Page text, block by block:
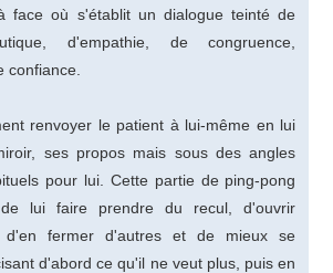
face où s'établit un dialogue teinté de
d'empathie, de congruence,
confiance.
renvoyer le patient à lui-même en lui
ses propos mais sous des angles
pour lui. Cette partie de ping-pong
lui faire prendre du recul, d'ouvrir
d'en fermer d'autres et de mieux se
d'abord ce qu'il ne veut plus, puis en